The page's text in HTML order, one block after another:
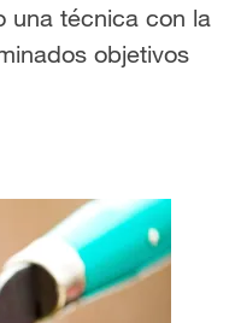
una técnica con la
objetivos